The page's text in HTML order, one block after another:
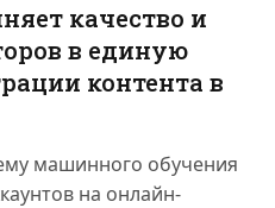
качество и
в единую
контента в
машинного обучения
на онлайн-